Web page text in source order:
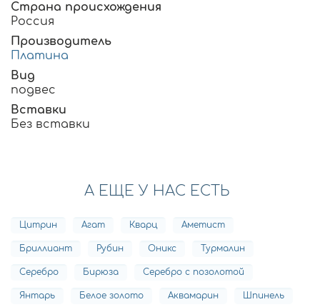
Страна происхождения
Россия
Производитель
Платина
Вид
подвес
Вставки
Без вставки
А ЕЩЕ У НАС ЕСТЬ
Цитрин Агат Кварц Аметист
Бриллиант Рубин Оникс Турмалин
Серебро Бирюза Серебро с позолотой
Янтарь Белое золото Аквамарин Шпинель